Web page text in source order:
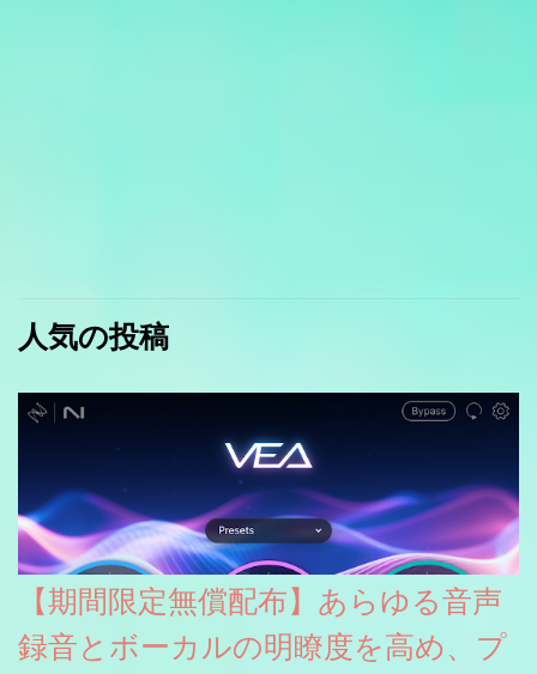
人気の投稿
【期間限定無償配布】あらゆる音声
録音とボーカルの明瞭度を高め、プ